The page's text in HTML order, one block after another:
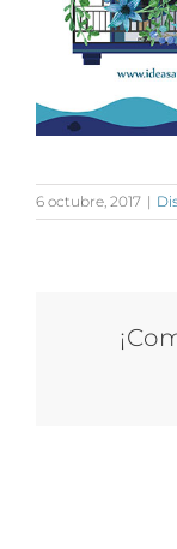
6 octubre, 2017 |